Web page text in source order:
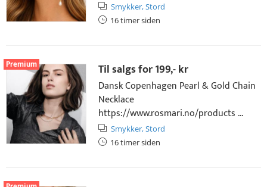
Smykker,Stord
16 timer siden
Premium Til salgs for199,- kr
Dansk Copenhagen Pearl & Gold Chain
Necklace
https://www.rosmari.no/products ...
Smykker,Stord
16 timer siden